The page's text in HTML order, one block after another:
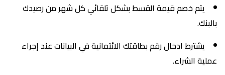
يتم خصم قيمة القسط بشكل تلقائي كل شهر من رصيدك
بالبنك.
يشترط ادخال رقم بطاقتك الائتمانية في البيانات عند إجراء
عملية الشراء.